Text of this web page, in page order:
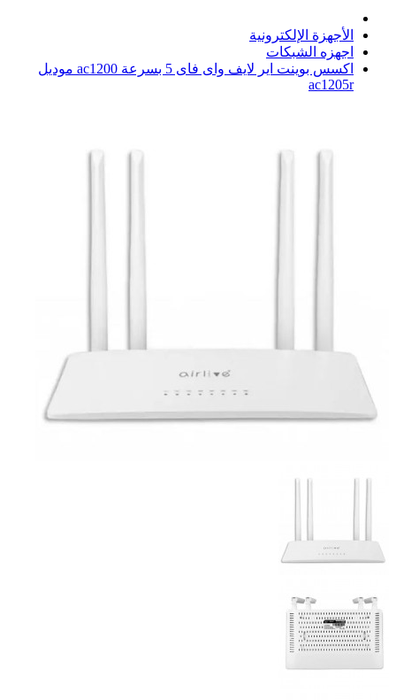
الأجهزة الإلكترونية
اجهزه الشبكات
اكسس بوينت اير لايف واى فاى 5 بسرعة ac1200 موديل
ac1205r